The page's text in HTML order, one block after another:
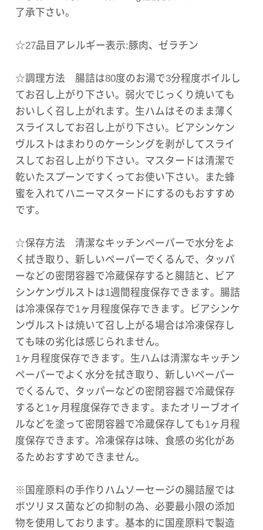
了承下さい。
☆27品目アレルギー表示:豚肉、ゼラチン
☆調理方法 腸詰は80度のお湯で3分程度ボイルし
てお召し上がり下さい。弱火でじっくり焼いても
おいしく召し上がれます。生ハムはそのまま薄く
スライスしてお召し上がり下さい。ビアシンケン
ヴルストはまわりのケーシングを剥がしてスライ
スしてお召し上がり下さい。マスタードは清潔で
乾いたスプーンですくってお使い下さい。また蜂
蜜を入れてハニーマスタードにするのもおすすめ
です。
☆保存方法 清潔なキッチンペーパーで水分をよ
く拭き取り、新しいペーパーでくるんで、タッパ
ーなどの密閉容器で冷蔵保存すると腸詰と、ビア
シンケンヴルストは1週間程度保存できます。腸詰
は冷凍保存で1ヶ月程度保存できます。ビアシンケ
ンヴルストは焼いて召し上がる場合は冷凍保存し
ても味の劣化は感じられません。
1ヶ月程度保存できます。生ハムは清潔なキッチン
ペーパーでよく水分を拭き取り、新しいペーパー
でくるんで、タッパーなどの密閉容器で冷蔵保存
すると1ヶ月程度保存できます。またオリーブオイ
ルなどを塗って密閉容器で冷蔵保存しても1ヶ月程
度保存できます。冷凍保存は味、食感の劣化があ
るためおすすめできません。
※国産原料の手作りハムソーセージの腸詰屋では
ボツリヌス菌などの抑制の為、必要最小限の添加
物を使用しております。基本的に国産原料で製造